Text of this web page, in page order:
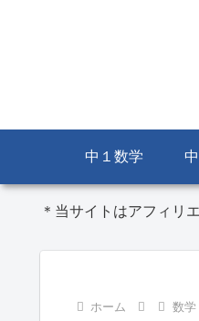
中１数学
＊当サイトはアフィリ
ホーム 数学